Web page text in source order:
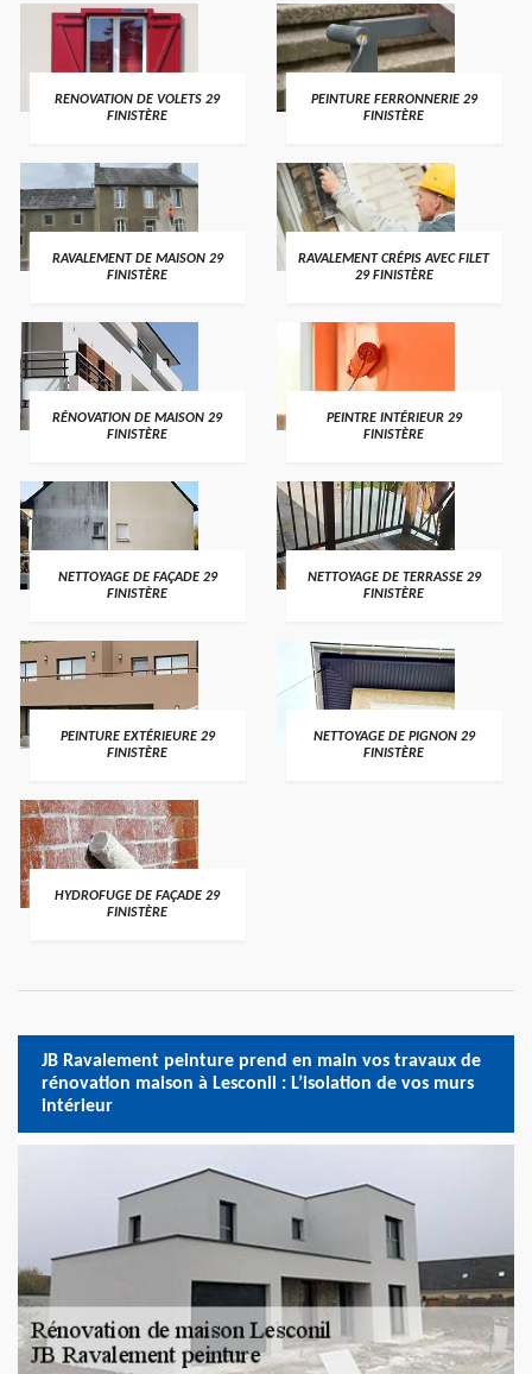
RENOVATION DE VOLETS 29
FINISTÈRE
PEINTURE FERRONNERIE 29
FINISTÈRE
RAVALEMENT DE MAISON 29
FINISTÈRE
RAVALEMENT CRÉPIS AVEC FILET
29 FINISTÈRE
RÉNOVATION DE MAISON 29
FINISTÈRE
PEINTRE INTÉRIEUR 29
FINISTÈRE
NETTOYAGE DE FAÇADE 29
FINISTÈRE
NETTOYAGE DE TERRASSE 29
FINISTÈRE
PEINTURE EXTÉRIEURE 29
FINISTÈRE
NETTOYAGE DE PIGNON 29
FINISTÈRE
HYDROFUGE DE FAÇADE 29
FINISTÈRE
JB Ravalement peinture prend en main vos travaux de
rénovation maison à Lesconil : L’isolation de vos murs
intérieur